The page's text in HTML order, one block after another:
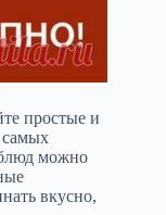
простые и
самых
можно
вкусно,